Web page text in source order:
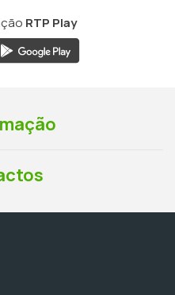
RTP Play